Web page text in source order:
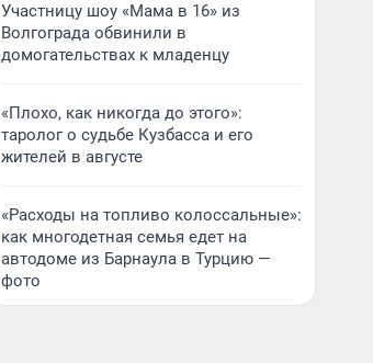
Участницу шоу «Мама в 16» из
Волгограда обвинили в
домогательствах к младенцу
«Плохо, как никогда до этого»:
таролог о судьбе Кузбасса и его
жителей в августе
«Расходы на топливо колоссальные»:
как многодетная семья едет на
автодоме из Барнаула в Турцию —
фото